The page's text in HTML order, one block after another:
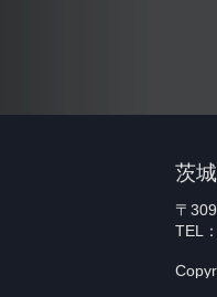
茨
〒
TEL